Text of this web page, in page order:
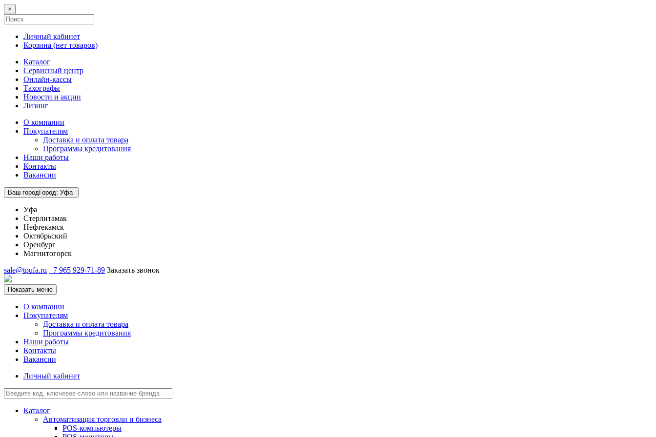
×
Личный кабинет
Корзина (нет товаров)
Каталог
Сервисный центр
Онлайн-кассы
Тахографы
Новости и акции
Лизинг
О компании
Покупателям
Доставка и оплата товара
Программы кредитования
Наши работы
Контакты
Вакансии
Ваш городГород: Уфа
Уфа
Стерлитамак
Нефтекамск
Октябрьский
Оренбург
Магнитогорск
sale@tpufa.ru +7 965 929-71-89 Заказать звонок
Показать меню
О компании
Покупателям
Доставка и оплата товара
Программы кредитования
Наши работы
Контакты
Вакансии
Личный кабинет
Каталог
Автоматизация торговли и бизнеса
POS-компьютеры